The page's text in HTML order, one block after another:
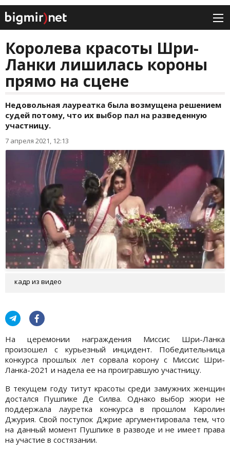
Королева красоты Шри-
Ланки лишилась короны
прямо на сцене
Недовольная лауреатка была возмущена решением
судей потому, что их выбор пал на разведенную
участницу.
7 апреля 2021, 12:13
кадр из видео
На церемонии награждения Миссис Шри-Ланка
произошел с курьезный инцидент. Победительница
конкурса прошлых лет сорвала корону с Миссис Шри-
Ланка-2021 и надела ее на проигравшую участницу.
В текущем году титут красоты среди замужних женщин
достался Пушпике Де Силва. Однако выбор жюри не
поддержала лауретка конкурса в прошлом Каролин
Джурия. Свой поступок Джрие аргументировала тем, что
на данный момент Пушпике в разводе и не имеет права
на участие в состязании.